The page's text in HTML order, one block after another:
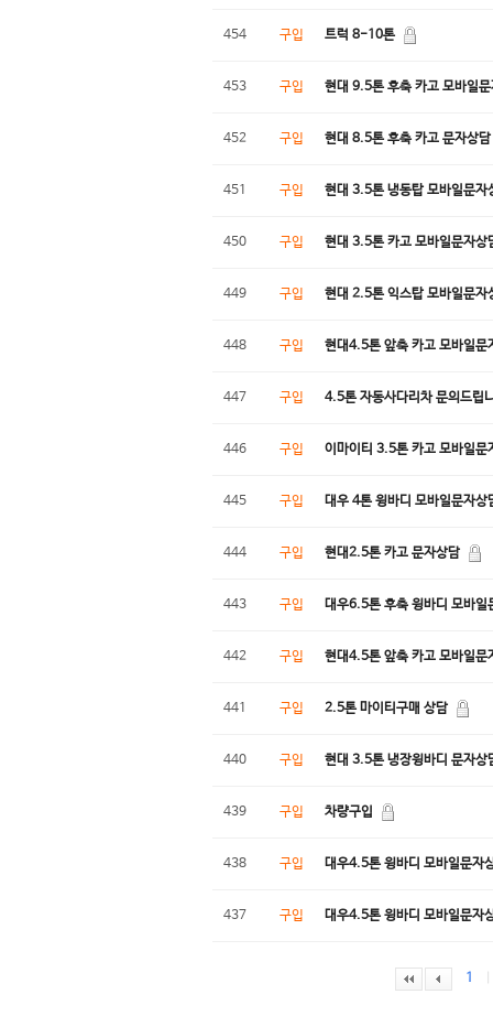
454 구입 트럭 8-10톤
453 구입 현대 9.5톤 후축 카고 모바일
452 구입 현대 8.5톤 후축 카고 문자상담
451 구입 현대 3.5톤 냉동탑 모바일문자
450 구입 현대 3.5톤 카고 모바일문자상
449 구입 현대 2.5톤 익스탑 모바일문자
448 구입 현대4.5톤 앞축 카고 모바일문
447 구입 4.5톤 자동사다리차 문의드립
446 구입 이마이티 3.5톤 카고 모바일문
445 구입 대우 4톤 윙바디 모바일문자상
444 구입 현대2.5톤 카고 문자상담
443 구입 대우6.5톤 후축 윙바디 모바일
442 구입 현대4.5톤 앞축 카고 모바일문
441 구입 2.5톤 마이티구매 상담
440 구입 현대 3.5톤 냉장윙바디 문자상
439 구입 차량구입
438 구입 대우4.5톤 윙바디 모바일문자
437 구입 대우4.5톤 윙바디 모바일문자
1